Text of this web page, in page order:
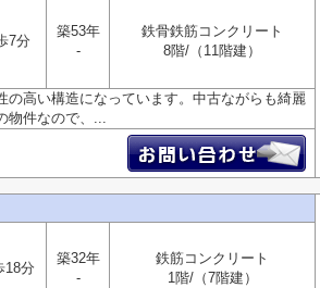
7分
築53年
-
鉄骨鉄筋コンクリート
8階/（11階建）
の高い構造になっています。中古ながらも綺麗
物件なので、...
18分
築32年
-
鉄筋コンクリート
1階/（7階建）